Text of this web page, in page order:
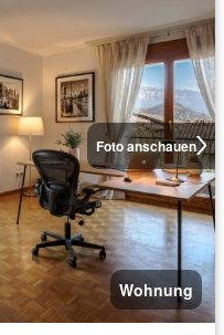
Foto anschauen
Wohnung